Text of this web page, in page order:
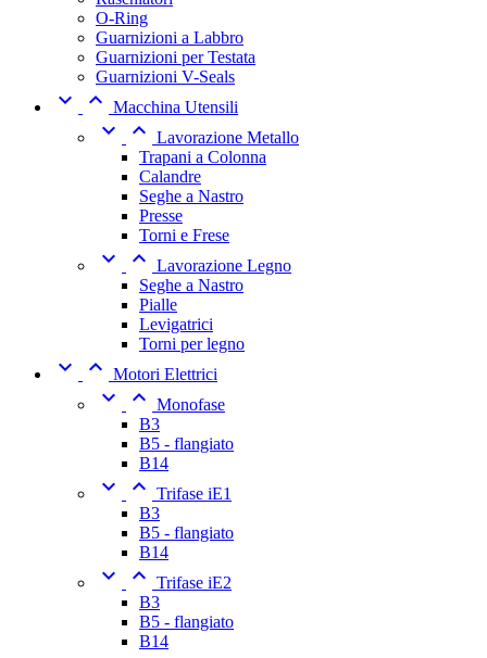
O-Ring
Guarnizioni a Labbro
Guarnizioni per Testata
Guarnizioni V-Seals
  Macchina Utensili
  Lavorazione Metallo
Trapani a Colonna
Calandre
Seghe a Nastro
Presse
Torni e Frese
  Lavorazione Legno
Seghe a Nastro
Pialle
Levigatrici
Torni per legno
  Motori Elettrici
  Monofase
B3
B5 - flangiato
B14
  Trifase iE1
B3
B5 - flangiato
B14
  Trifase iE2
B3
B5 - flangiato
B14